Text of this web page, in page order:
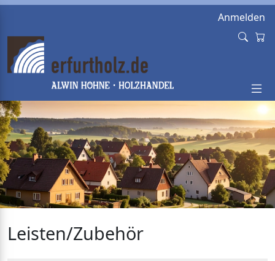
Anmelden
Leisten/Zubehör